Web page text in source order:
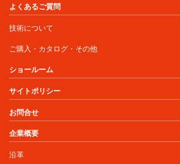
よくあるご質問
技術について
ご購入・カタログ・その他
ショールーム
サイトポリシー
お問合せ
企業概要
沿革